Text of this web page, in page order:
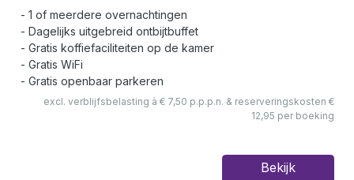
1 of meerdere overnachtingen
Dagelijks uitgebreid ontbijtbuffet
Gratis koffiefaciliteiten op de kamer
Gratis WiFi
Gratis openbaar parkeren
excl. verblijfsbelasting à € 7,50 p.p.p.n. & reserveringskosten €
12,95 per boeking
Bekijk